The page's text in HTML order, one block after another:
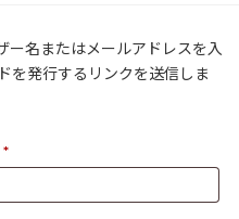
ー名またはメールアドレスを入
を発行するリンクを送信しま
*